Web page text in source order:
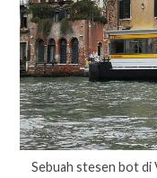
Sebuah stesen bot di